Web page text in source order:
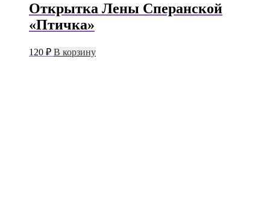
Открытка Лены Сперанской
«Птичка»
120 ₽ В корзину